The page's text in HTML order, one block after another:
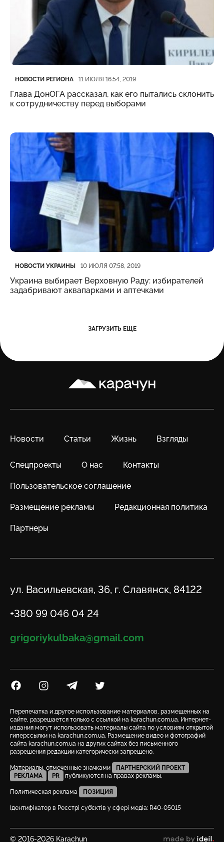
Категория
НОВОСТИ РЕГИОНА
Дата публикации 11 ИЮЛЯ 16:54, 2019
Глава ДонОГА рассказал, как его пытались склонить
к сотрудничеству перед выборами
Категория
НОВОСТИ УКРАИНЫ
Дата публикации 10 ИЮЛЯ 07:58, 2019
Украина выбирает Верховную Раду: избирателей
задабривают аквапарками и аптечками
ЗАГРУЗИТЬ ЕЩЕ
Карачун
Новости Статьи Жизнь Взгляды
Спецпроекты О нас Контакты
Пользовательское соглашение
Размещение рекламы Редакционная политика
Партнеры
Адрес
ул. Васильевская, 36, г. Славянск, 84122
Телефон
+380 99 046 04 24
Email
grigoriykulbaka@gmail.com
Посилання на Facebook
Посилання на Instagram
Посилання на Telegram
Посилання на Twitter
Перепечатка и другое использование материалов, размещенных на
сайте, разрешается только с ссылкой на karachun.com.ua. Интернет-
издания могут использовать материалы сайта по условиям открытой
гиперссылки на karachun.com.ua. Размещение видео и фотографий
сайта karachun.com.ua на других сайтах без письменного
разрешения редакции категорически запрещено.
Материалы, отмеченные значками
ПАРТНЕРСКИЙ ПРОЕКТ
РЕКЛАМА
PR публикуются на правах рекламы.
Политическая реклама ПОЗИЦИЯ
Ідентифікатор в Реєстрі суб’єктів у сфері медіа: R40-05015
© 2016-2026 Karachun сделано в ideil.